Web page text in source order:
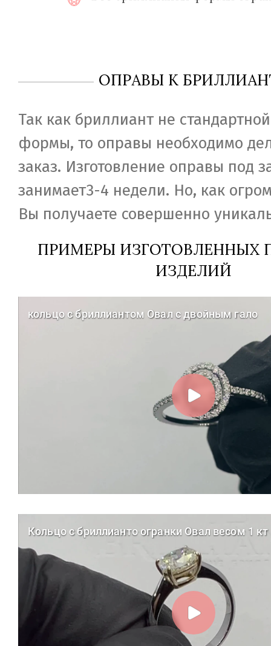
ОПРАВЫ К
Так как бриллиант не
формы, то оправы необходимо
заказ. Изготовление оправы под
занимает3-4 недели. Но, как
Вы получаете совершенно
ПРИМЕРЫ ИЗГОТОВЛЕННЫХ
ИЗДЕЛИЙ